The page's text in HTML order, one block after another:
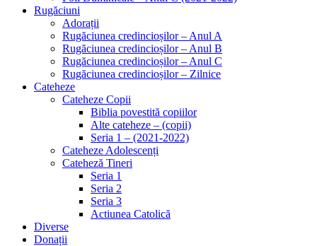
Rugăciuni
Adorații
Rugăciunea credincioșilor – Anul A
Rugăciunea credincioșilor – Anul B
Rugăciunea credincioșilor – Anul C
Rugăciunea credincioșilor – Zilnice
Cateheze
Cateheze Copii
Biblia povestită copiilor
Alte cateheze – (copii)
Seria 1 – (2021-2022)
Cateheze Adolescenți
Cateheză Tineri
Seria 1
Seria 2
Seria 3
Actiunea Catolică
Diverse
Donații